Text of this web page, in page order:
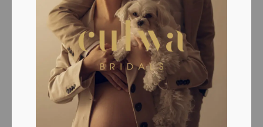
LINEでのお問い合わせはこちら